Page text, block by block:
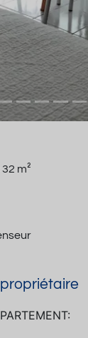
32 m²